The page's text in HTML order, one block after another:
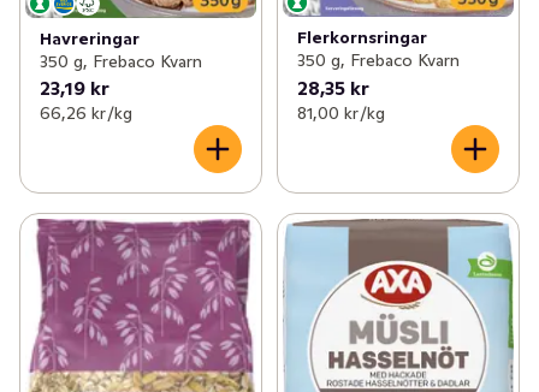
Havreringar
350 g, Frebaco Kvarn
23,19 kr
66,26 kr /kg
Flerkornsringar
350 g, Frebaco Kvarn
28,35 kr
81,00 kr /kg